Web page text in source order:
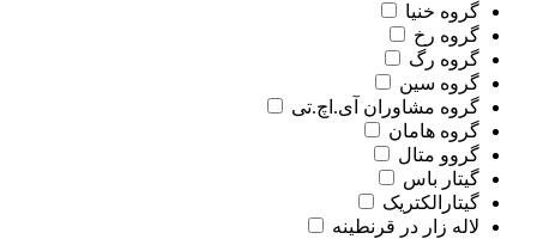
گروه خنیا
گروه رخ
گروه رگ
گروه سین
گروه مشاوران آی.اچ.تی
گروه هامان
گروو متال
گیتار باس
گیتارالکتریک
لاله زار در قرنطینه